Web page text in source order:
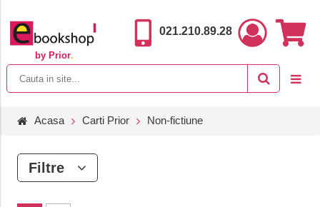
by Prior.
021.210.89.28
Acasa Carti Prior Non-fictiune
Filtre